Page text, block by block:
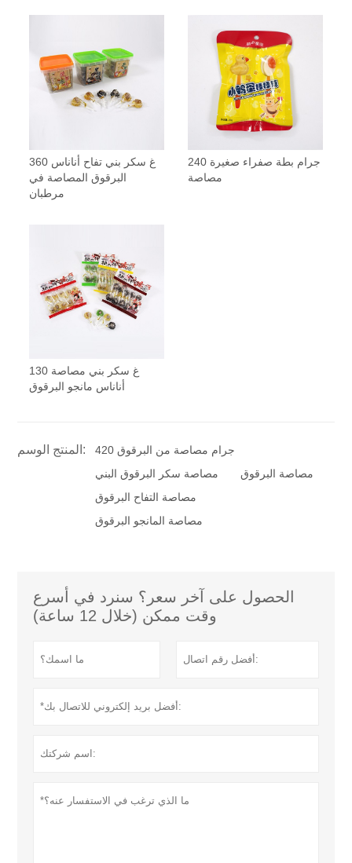
360 غ سكر بني تفاح أناناس
البرقوق المصاصة في
مرطبان
240 جرام بطة صفراء صغيرة
مصاصة
130 غ سكر بني مصاصة
أناناس مانجو البرقوق
المنتج الوسم:
420 جرام مصاصة من البرقوق
مصاصة سكر البرقوق البني
مصاصة البرقوق
مصاصة التفاح البرقوق
مصاصة المانجو البرقوق
الحصول على آخر سعر؟ سنرد في أسرع
وقت ممكن (خلال 12 ساعة)